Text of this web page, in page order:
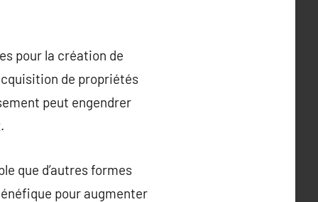
pour la création de
de propriétés
peut engendrer
que d’autres formes
pour augmenter